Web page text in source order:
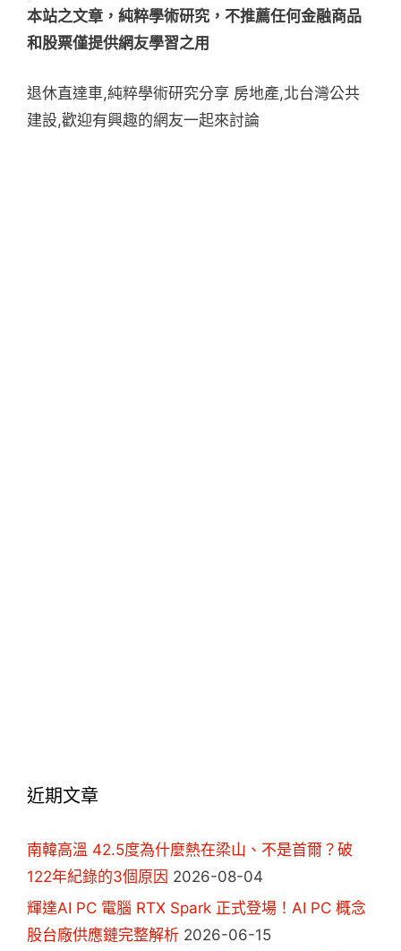
本站之文章，純粹學術研究，不推薦任何金融商品
和股票僅提供網友學習之用
退休直達車,純粹學術研究分享 房地產,北台灣公共
建設,歡迎有興趣的網友一起來討論
近期文章
南韓高溫 42.5度為什麼熱在梁山、不是首爾？破
122年紀錄的3個原因 2026-08-04
輝達AI PC 電腦 RTX Spark 正式登場！AI PC 概念
股台廠供應鏈完整解析 2026-06-15